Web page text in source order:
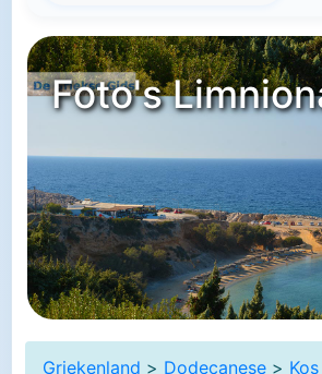
Foto's
Griekenland > Dodecanese > Kos